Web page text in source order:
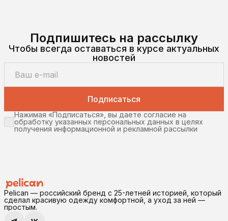
Подпишитесь на рассылку
Чтобы всегда оставаться в курсе актуальных
новостей
Подписаться
Нажимая «Подписаться», вы даете согласие на
обработку указанных персональных данных в целях
получения информационной и рекламной рассылки
Pelican — российский бренд с 25-летней историей, который
сделал красивую одежду комфортной, а уход за ней —
простым.